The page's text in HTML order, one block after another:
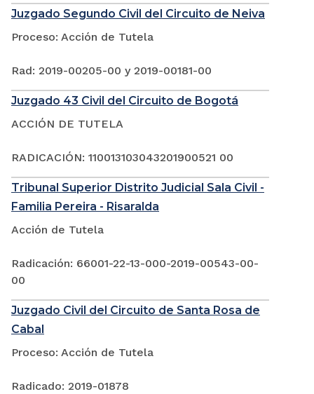
Juzgado Segundo Civil del Circuito de Neiva
Proceso: Acción de Tutela
Rad: 2019-00205-00 y 2019-00181-00
Juzgado 43 Civil del Circuito de Bogotá
ACCIÓN DE TUTELA
RADICACIÓN: 110013103043201900521 00
Tribunal Superior Distrito Judicial Sala Civil -
Familia Pereira - Risaralda
Acción de Tutela
Radicación: 66001-22-13-000-2019-00543-00-
00
Juzgado Civil del Circuito de Santa Rosa de
Cabal
Proceso: Acción de Tutela
Radicado: 2019-01878